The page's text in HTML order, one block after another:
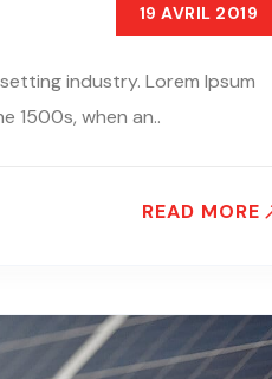
19 AVRIL 2019
industry. Lorem Ipsum
1500s, when an..
READ MORE